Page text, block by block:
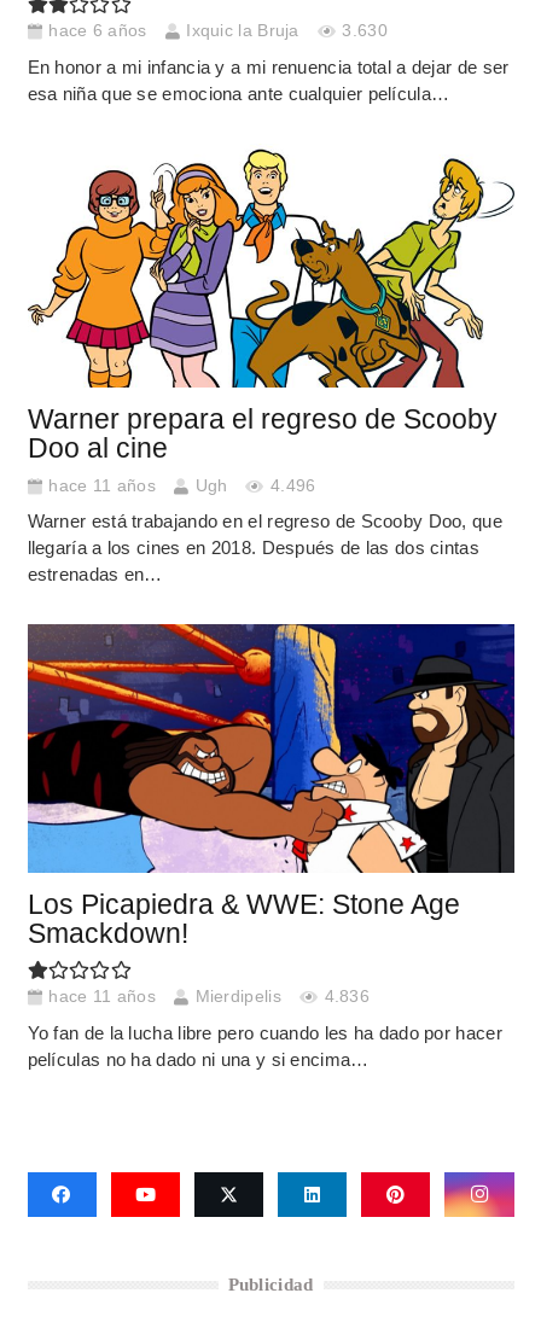
hace 6 años Ixquic la Bruja 3.630
En honor a mi infancia y a mi renuencia total a dejar de ser
esa niña que se emociona ante cualquier película…
Warner prepara el regreso de Scooby
Doo al cine
hace 11 años Ugh 4.496
Warner está trabajando en el regreso de Scooby Doo, que
llegaría a los cines en 2018. Después de las dos cintas
estrenadas en…
Los Picapiedra & WWE: Stone Age
Smackdown!
hace 11 años Mierdipelis 4.836
Yo fan de la lucha libre pero cuando les ha dado por hacer
películas no ha dado ni una y si encima…
Publicidad